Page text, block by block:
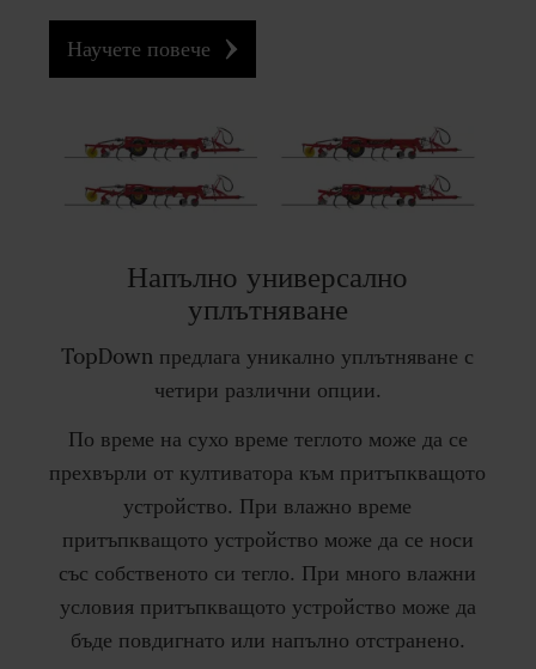
Научете повече
Напълно универсално
уплътняване
TopDown предлага уникално уплътняване с
четири различни опции.
По време на сухо време теглото може да се
прехвърли от култиватора към притъпкващото
устройство. При влажно време
притъпкващото устройство може да се носи
със собственото си тегло. При много влажни
условия притъпкващото устройство може да
бъде повдигнато или напълно отстранено.